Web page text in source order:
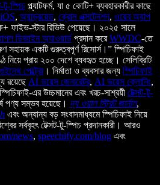
টু-স্পিচ প্ল্যাটফর্ম, যা ৫ কোটি+ ব্যবহারকারীর কাছে
iOS, অ্যান্ড্রয়েড, ক্রোম এক্সটেনশন, ওয়েব অ্যাপ
ফাইভ-স্টার রিভিউ পেয়েছে। ২০২৫ সালে
ডিজাইন অ্যাওয়ার্ড প্রদান করেWWDC-তে
সহায়ক একটি গুরুত্বপূর্ণ রিসোর্স।” স্পিচিফাই
প্রায় ২০০ দেশে ব্যবহৃত হচ্ছে। সেলিব্রিটি
গুইনেথ পেল্ট্রো । নির্মাতা ও ব্যবসার জন্য স্পিচিফাই
রয়েছে AI ভয়েস জেনারেটর, AI ভয়েস ক্লোনিং,
এর উচ্চমানের এবং খরচ-সাশ্রয়ী টেক্সট-টু-
পণ্য সম্ভব হয়েছে। দ্য ওয়াল স্ট্রিট জার্নাল,
এবং অন্যান্য বড় সংবাদমাধ্যমে স্পিচিফাই নিয়ে
সর্ববৃহৎ টেক্সট-টু-স্পিচ প্রদানকারী। আরও
news, speechify.com/blog এবং